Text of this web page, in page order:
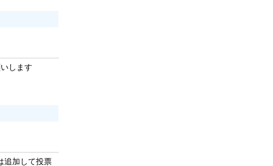
します
追加して投票